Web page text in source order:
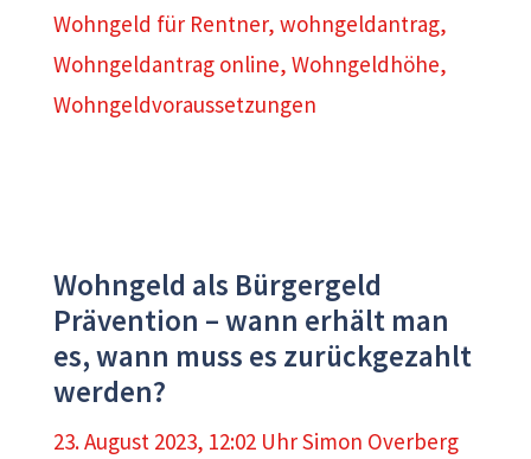
Wohngeld für Rentner, wohngeldantrag,
Wohngeldantrag online, Wohngeldhöhe,
Wohngeldvoraussetzungen
Wohngeld als Bürgergeld
Prävention – wann erhält man
es, wann muss es zurückgezahlt
werden?
23. August 2023, 12:02 UhrSimon Overberg